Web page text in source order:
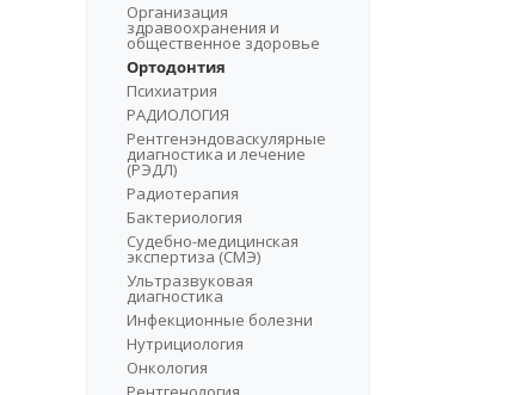
Организация
здравоохранения и
общественное здоровье
Ортодонтия
Психиатрия
РАДИОЛОГИЯ
Рентгенэндоваскулярные
диагностика и лечение
(РЭДЛ)
Радиотерапия
Бактериология
Судебно-медицинская
экспертиза (СМЭ)
Ультразвуковая
диагностика
Инфекционные болезни
Нутрициология
Онкология